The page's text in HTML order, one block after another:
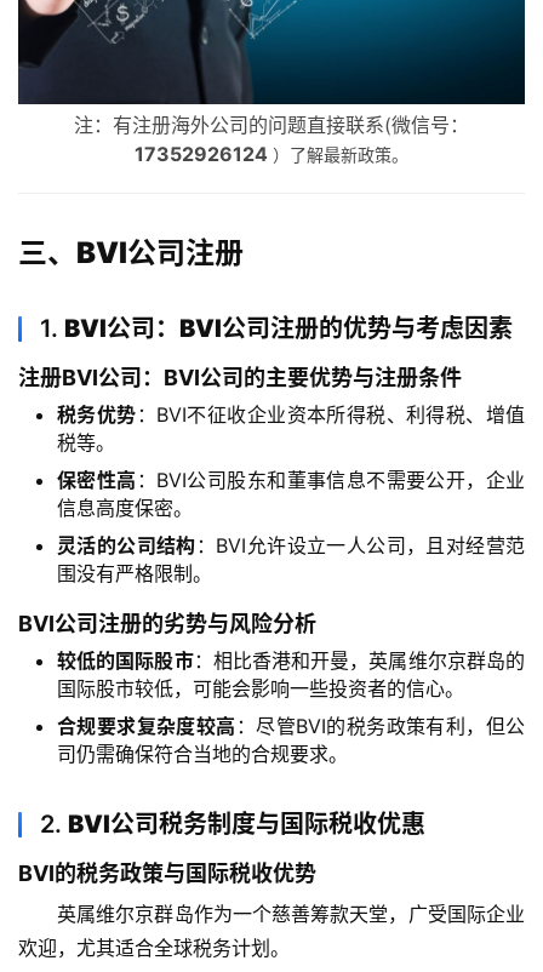
主
跨
外
司
外
全
全
融
登录 注册
注：有注册海外公司的问题直接联系(微信号：
17352926124 ）了解最新政策。
三、BVI公司注册
1. BVI公司：BVI公司注册的优势与考虑因素
注册BVI公司：BVI公司的主要优势与注册条件
税务优势 ：BVI不征收企业资本所得税、利得税、增值
税等。
保密性高 ：BVI公司股东和董事信息不需要公开，企业
信息高度保密。
灵活的公司结构 ：BVI允许设立一人公司，且对经营范
围没有严格限制。
BVI公司注册的劣势与风险分析
较低的国际股市：相比香港和开曼，英属维尔京群岛的
国际股市较低，可能会影响一些投资者的信心。
合规要求复杂度较高 ：尽管BVI的税务政策有利，但公
司仍需确保符合当地的合规要求。
2. BVI公司税务制度与国际税收优惠
BVI的税务政策与国际税收优势
英属维尔京群岛作为一个慈善筹款天堂，广受国际企业
欢迎，尤其适合全球税务计划。